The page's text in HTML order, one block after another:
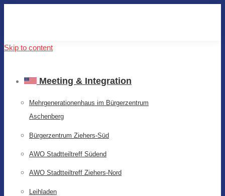
Skip to content
Meeting & Integration
Mehrgenerationenhaus im Bürgerzentrum
Aschenberg
Bürgerzentrum Ziehers-Süd
AWO Stadtteiltreff Südend
AWO Stadtteiltreff Ziehers-Nord
Leihladen